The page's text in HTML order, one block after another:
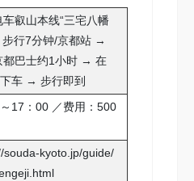
车叡山本线“三宅八幡
行7分钟/京都站 →
都巴士约1小时 → 在
下车 → 步行即到
17：00 ／费用：500
souda-kyoto.jp/guide/